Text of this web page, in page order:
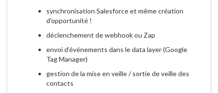
synchronisation Salesforce et même création
d'opportunité !
déclenchement de webhook ou Zap
envoi d’événements dans le data layer (Google
Tag Manager)
gestion de la mise en veille / sortie de veille des
contacts